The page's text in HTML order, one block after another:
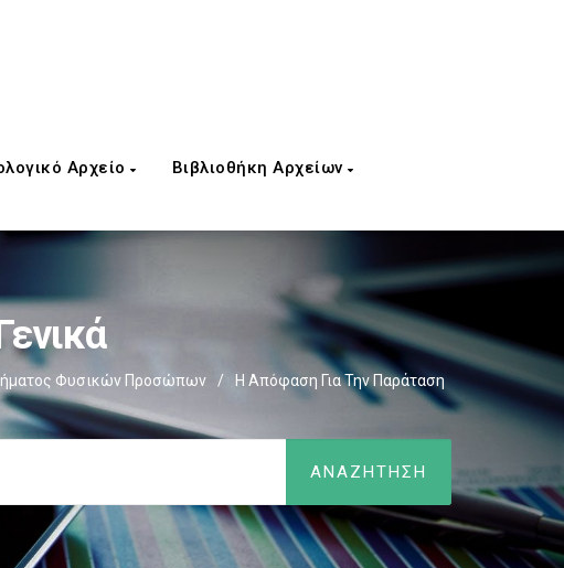
Αρχείο Βιβλιοθήκη Αρχείων
Φυσικών Προσώπων /
Η Απόφαση Για Την Παράταση